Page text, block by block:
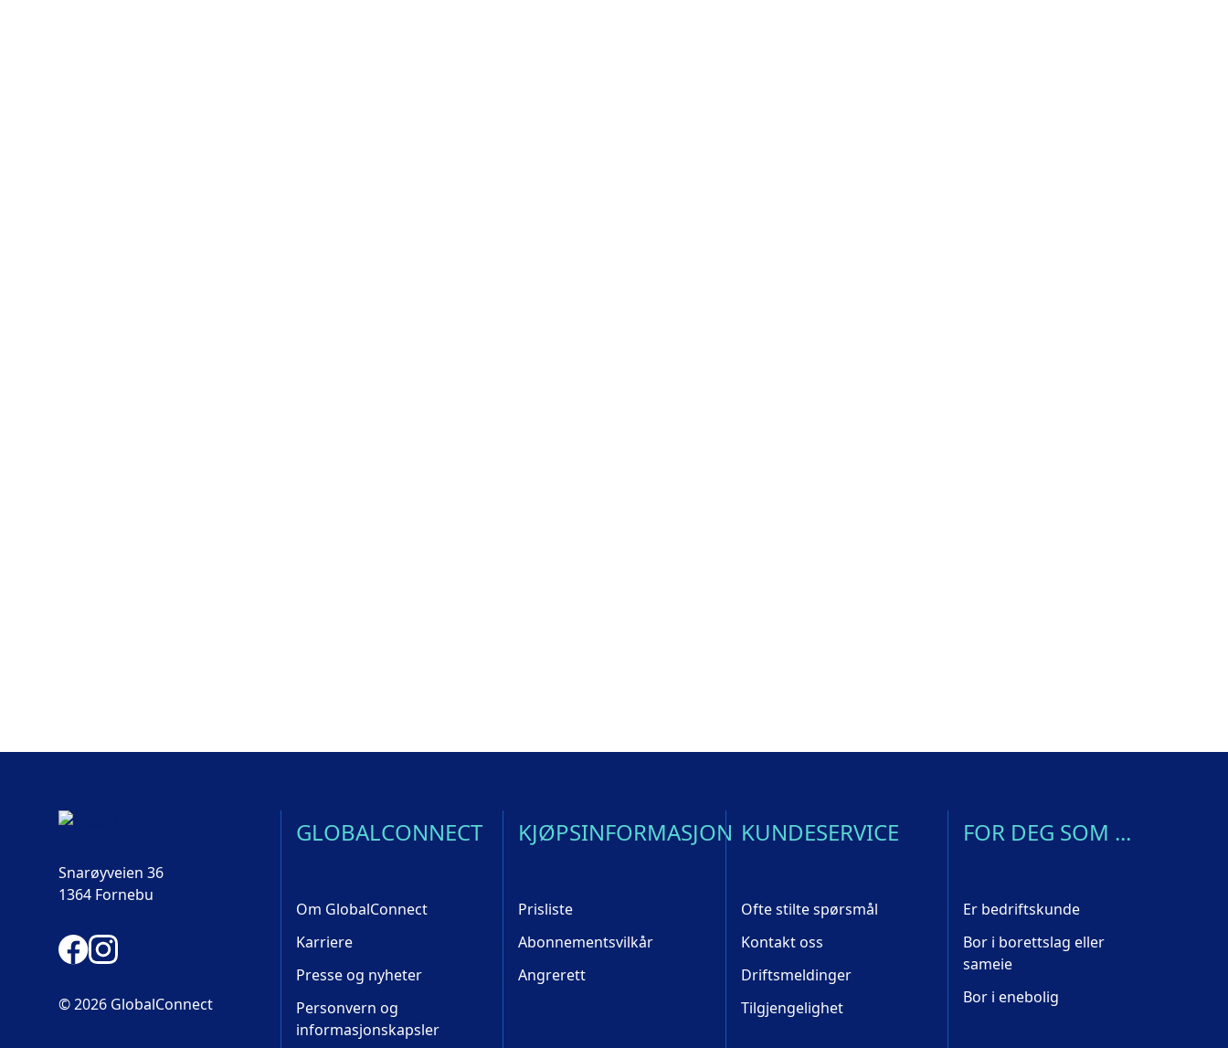
Snarøyveien 36
1364 Fornebu
© 2026 GlobalConnect
GLOBALCONNECT
Om GlobalConnect
Karriere
Presse og nyheter
Personvern og
informasjonskapsler
KJØPSINFORMASJON
Prisliste
Abonnementsvilkår
Angrerett
KUNDESERVICE
Ofte stilte spørsmål
Kontakt oss
Driftsmeldinger
Tilgjengelighet
FOR DEG SOM ...
Er bedriftskunde
Bor i borettslag eller
sameie
Bor i enebolig